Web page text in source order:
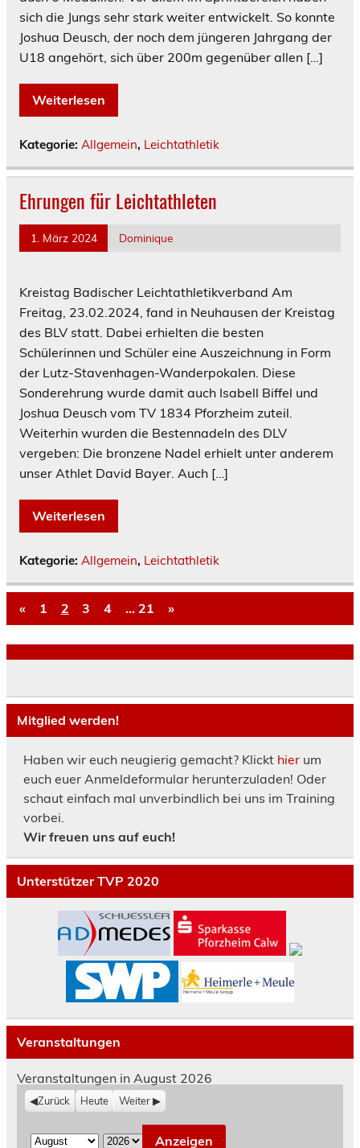
sich die Jungs sehr stark weiter entwickelt. So konnte
Joshua Deusch, der noch dem jüngeren Jahrgang der
U18 angehört, sich über 200m gegenüber allen […]
Weiterlesen
Kategorie: Allgemein, Leichtathletik
Ehrungen für Leichtathleten
1. März 2024 Dominique
Kreistag Badischer Leichtathletikverband Am
Freitag, 23.02.2024, fand in Neuhausen der Kreistag
des BLV statt. Dabei erhielten die besten
Schülerinnen und Schüler eine Auszeichnung in Form
der Lutz-Stavenhagen-Wanderpokalen. Diese
Sonderehrung wurde damit auch Isabell Biffel und
Joshua Deusch vom TV 1834 Pforzheim zuteil.
Weiterhin wurden die Bestennadeln des DLV
vergeben: Die bronzene Nadel erhielt unter anderem
unser Athlet David Bayer. Auch […]
Weiterlesen
Kategorie: Allgemein, Leichtathletik
« 1 2 3 4 … 21 »
Mitglied werden!
Haben wir euch neugierig gemacht? Klickt hierum
euch euer Anmeldeformular herunterzuladen! Oder
schaut einfach mal unverbindlich bei uns im Training
vorbei.
Wir freuen uns auf euch!
Unterstützer TVP 2020
Veranstaltungen
Veranstaltungen in August 2026
Zurück Heute Weiter